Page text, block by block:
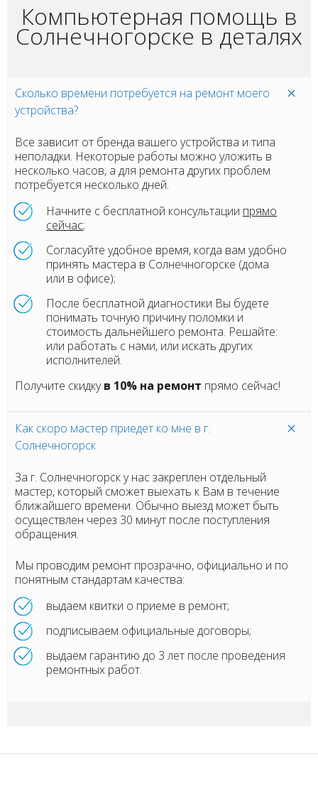
Компьютерная помощь в
Солнечногорске в деталях
Сколько времени потребуется на ремонт моего
устройства?
Все зависит от бренда вашего устройства и типа
неполадки. Некоторые работы можно уложить в
несколько часов, а для ремонта других проблем
потребуется несколько дней.
Начните с бесплатной консультации прямо
сейчас;
Согласуйте удобное время, когда вам удобно
принять мастера в Солнечногорске (дома
или в офисе);
После бесплатной диагностики Вы будете
понимать точную причину поломки и
стоимость дальнейшего ремонта. Решайте:
или работать с нами, или искать других
исполнителей.
Получите скидкув 10% на ремонт прямо сейчас!
Как скоро мастер приедет ко мне в г.
Солнечногорск
За г. Солнечногорск у нас закреплен отдельный
мастер, который сможет выехать к Вам в течение
ближайшего времени. Обычно выезд может быть
осуществлен через 30 минут после поступления
обращения.
Мы проводим ремонт прозрачно, официально и по
понятным стандартам качества:
выдаем квитки о приеме в ремонт;
подписываем официальные договоры;
выдаем гарантию до 3 лет после проведения
ремонтных работ.